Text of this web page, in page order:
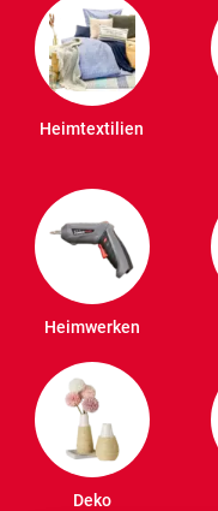
Heimtextilien
Heimwerken
Deko